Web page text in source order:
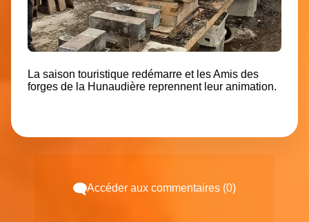
La saison touristique redémarre et les Amis des
forges de la Hunaudière reprennent leur animation.
Accéder aux commentaires (0)